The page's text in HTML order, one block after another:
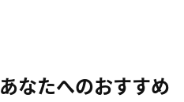
あなたへのおすすめ